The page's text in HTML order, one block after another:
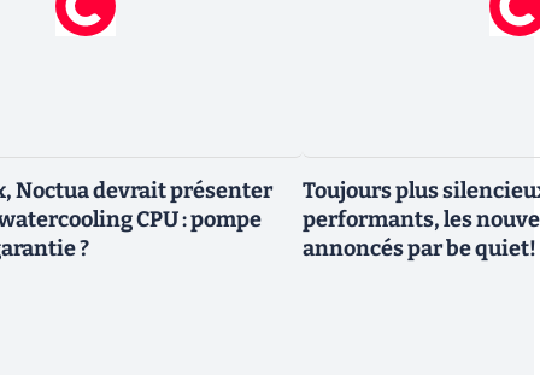
Noctua devrait présenter
CPU : pompe
?
Toujours plus
performants, les
annoncés par be quiet!